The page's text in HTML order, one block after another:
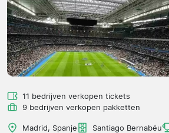
11 bedrijven verkopen tickets
9 bedrijven verkopen pakketten
Madrid, Spanje Santiago Bernabéu